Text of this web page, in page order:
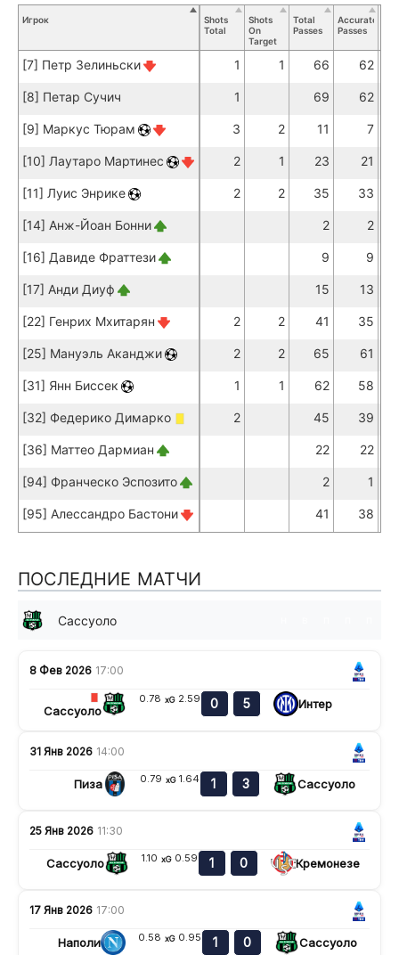
Игрок
Shots
Total
Shots
On
Target
Total
Passes
Accurate
Passes
[7] Петр Зелиньски 1 1 66 62
[8] Петар Сучич 1 69 62
[9] Маркус Тюрам 3 2 11 7
[10] Лаутаро Мартинес 2 1 23 21
[11] Луис Энрике 2 2 35 33
[14] Анж-Йоан Бонни 2 2
[16] Давиде Фраттези 9 9
[17] Анди Диуф 15 13
[22] Генрих Мхитарян 2 2 41 35
[25] Мануэль Аканджи 2 2 65 61
[31] Янн Биссек 1 1 62 58
[32] Федерико Димарко 2 45 39
[36] Маттео Дармиан 22 22
[94] Франческо Эспозито 2 1
[95] Алессандро Бастони 41 38
ПОСЛЕДНИЕ МАТЧИ
Сассуоло
8 Фев 2026 17:00
Сассуоло
0.78 xG 2.59 0 5 Интер
31 Янв 2026 14:00
Пиза 0.79 xG 1.64 1 3 Сассуоло
25 Янв 2026 11:30
Сассуоло 1.10 xG 0.59 1 0 Кремонезе
17 Янв 2026 17:00
Наполи 0.58 xG 0.95 1 0 Сассуоло